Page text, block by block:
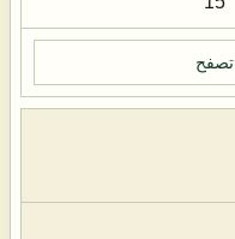
تصفح